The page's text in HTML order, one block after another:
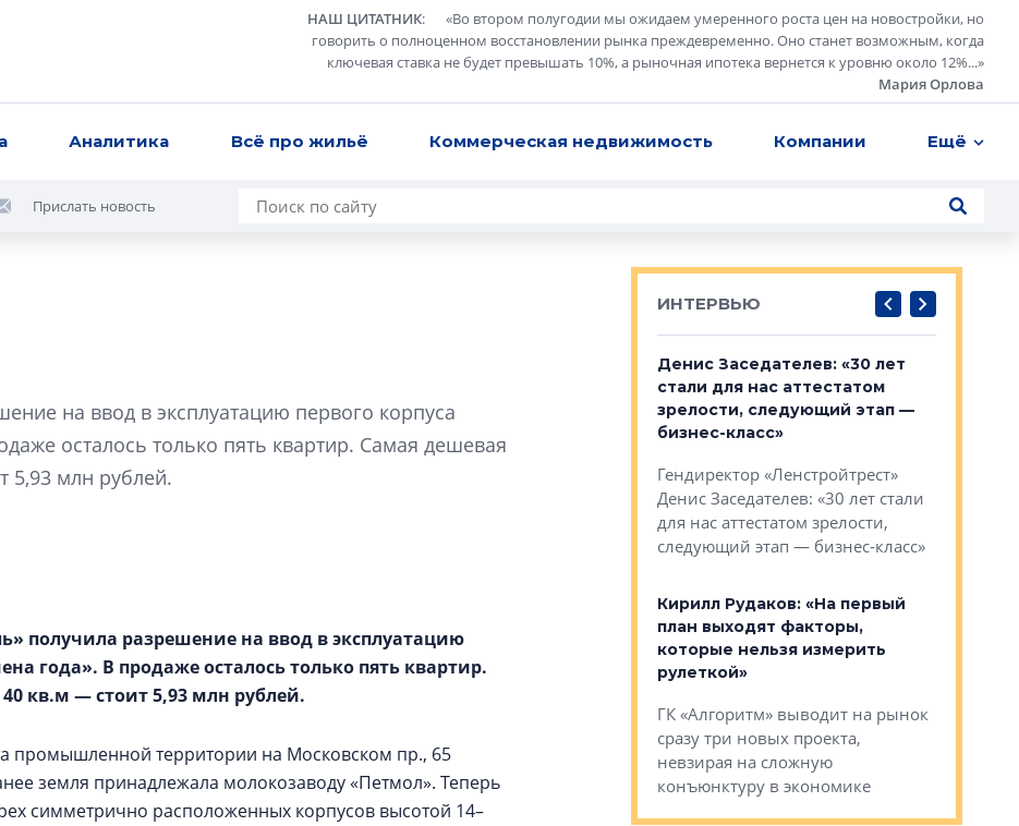
НАШ ЦИТАТНИК: «Во втором полугодии мы ожидаем умеренного роста цен на новостройки, но
говорить о полноценном восстановлении рынка преждевременно. Оно станет возможным, когда
ключевая ставка не будет превышать 10%, а рыночная ипотека вернется к уровню около 12%...»
Мария Орлова
Аналитика Всё про жильё Коммерческая недвижимость Компании Ещё
Прислать новость
на ввод в эксплуатацию первого корпуса
осталось только пять квартир. Самая дешевая
млн рублей.
получила разрешение на ввод в эксплуатацию
года». В продаже осталось только пять квартир.
кв.м — стоит 5,93 млн рублей.
промышленной территории на Московском пр., 65
земля принадлежала молокозаводу «Петмол». Теперь
симметрично расположенных корпусов высотой 14–
ИНТЕРВЬЮ
деконструктивизм может
визуальной чистоте»
экономика проекта, размышляют
в ГК «ПСК»
Денис Заседателев: «30 лет
стали для нас аттестатом
зрелости, следующий этап —
бизнес-класс»
Гендиректор «Ленстройтрест»
Денис Заседателев: «30 лет стали
для нас аттестатом зрелости,
следующий этап — бизнес-класс»
Кирилл Рудаков: «На первый
план выходят факторы,
которые нельзя измерить
рулеткой»
ГК «Алгоритм» выводит на рынок
сразу три новых проекта,
невзирая на сложную
конъюнктуру в экономике